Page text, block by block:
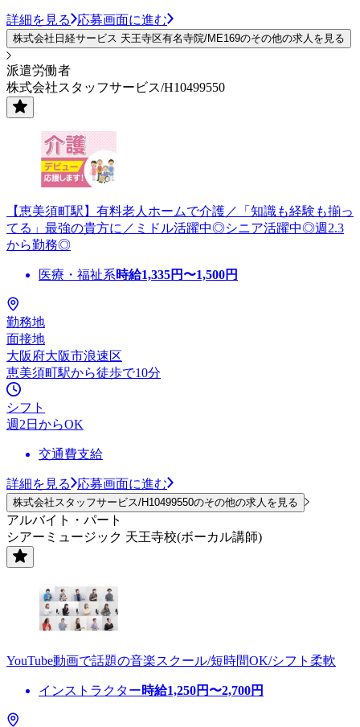
詳細を見る 応募画面に進む
株式会社日経サービス 天王寺区有名寺院/ME169のその他の求人を見る
派遣労働者
株式会社スタッフサービス/H10499550
【恵美須町駅】有料老人ホームで介護／「知識も経験も揃っ
てる」最強の貴方に／ミドル活躍中◎シニア活躍中◎週2.3
から勤務◎
医療・福祉系時給1,335円〜1,500円
勤務地
面接地
大阪府大阪市浪速区
恵美須町駅から徒歩で10分
シフト
週2日からOK
交通費支給
詳細を見る 応募画面に進む
株式会社スタッフサービス/H10499550のその他の求人を見る
アルバイト・パート
シアーミュージック 天王寺校(ボーカル講師)
YouTube動画で話題の音楽スクール/短時間OK/シフト柔軟
インストラクター時給1,250円〜2,700円